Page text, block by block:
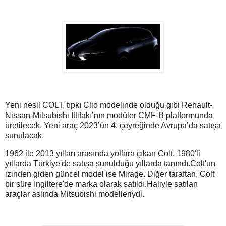
Yeni nesil COLT, tıpkı Clio modelinde olduğu gibi Renault-
Nissan-Mitsubishi İttifakı’nın modüler CMF-B platformunda
üretilecek. Yeni araç 2023’ün 4. çeyreğinde Avrupa’da satışa
sunulacak.
1962 ile 2013 yılları arasında yollara çıkan Colt, 1980'li
yıllarda Türkiye'de satışa sunulduğu yıllarda tanındı.Colt'un
izinden giden güncel model ise Mirage. Diğer taraftan, Colt
bir süre İngiltere'de marka olarak satıldı.Haliyle satılan
araçlar aslında Mitsubishi modelleriydi.